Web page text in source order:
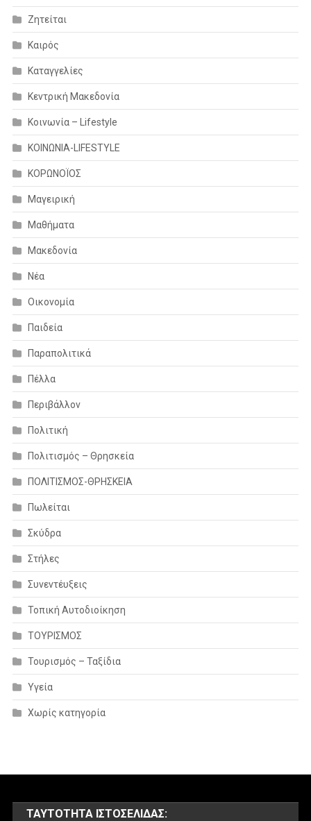
Ζητείται
Καιρός
Καταγγελίες
Κεντρική Μακεδονία
Κοινωνία – Lifestyle
ΚΟΙΝΩΝΙΑ-LIFESTYLE
ΚΟΡΩΝΟΪΟΣ
Μαγειρική
Μαθήματα
Μακεδονία
Νέα
Οικονομία
Παιδεία
Παραπολιτικά
Πέλλα
Περιβάλλον
Πολιτική
Πολιτισμός – Θρησκεία
ΠΟΛΙΤΙΣΜΟΣ-ΘΡΗΣΚΕΙΑ
Πωλείται
Σκύδρα
Στήλες
Συνεντέυξεις
Τοπική Αυτοδιοίκηση
ΤΟΥΡΙΣΜΟΣ
Τουρισμός – Ταξίδια
Υγεία
Χωρίς κατηγορία
ΤΑΥΤΌΤΗΤΑ ΙΣΤΟΣΕΛΊΔΑΣ: